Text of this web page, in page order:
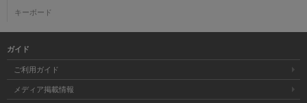
キーボード
ガイド
ご利用ガイド
メディア掲載情報